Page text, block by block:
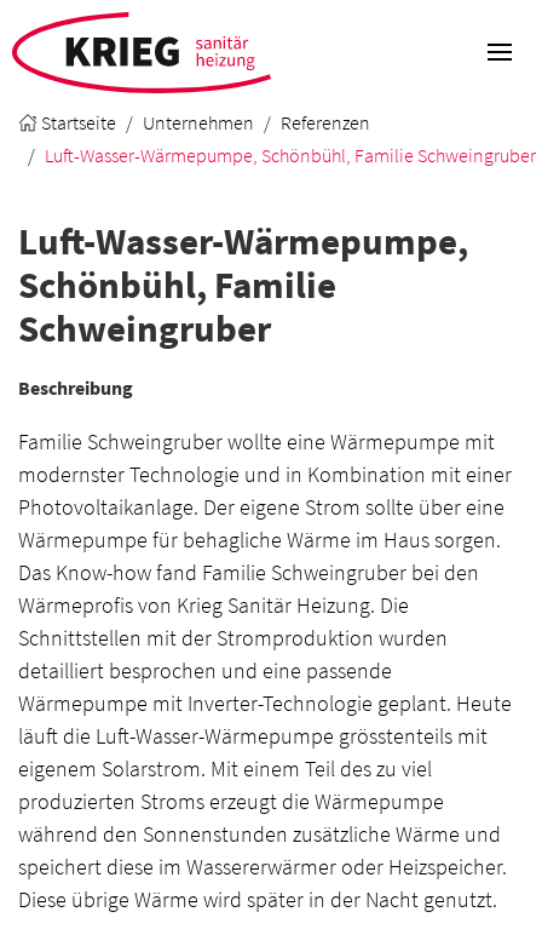
Startseite Unternehmen
Referenzen
Luft-Wasser-Wärmepumpe, Schönbühl, Familie Schweingruber
Luft-Wasser-Wärmepumpe,
Schönbühl, Familie
Schweingruber
Beschreibung
Familie Schweingruber wollte eine Wärmepumpe mit
modernster Technologie und in Kombination mit einer
Photovoltaikanlage. Der eigene Strom sollte über eine
Wärmepumpe für behagliche Wärme im Haus sorgen.
Das Know-how fand Familie Schweingruber bei den
Wärmeprofis von Krieg Sanitär Heizung. Die
Schnittstellen mit der Stromproduktion wurden
detailliert besprochen und eine passende
Wärmepumpe mit Inverter-Technologie geplant. Heute
läuft die Luft-Wasser-Wärmepumpe grösstenteils mit
eigenem Solarstrom. Mit einem Teil des zu viel
produzierten Stroms erzeugt die Wärmepumpe
während den Sonnenstunden zusätzliche Wärme und
speichert diese im Wassererwärmer oder Heizspeicher.
Diese übrige Wärme wird später in der Nacht genutzt.